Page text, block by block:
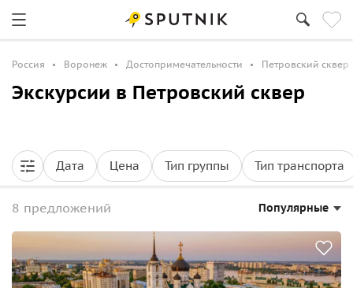
Россия Воронеж Достопримечательности Петровский сквер
Экскурсии в Петровский сквер
Дата Цена Тип группы Тип транспорта
8 предложений Популярные